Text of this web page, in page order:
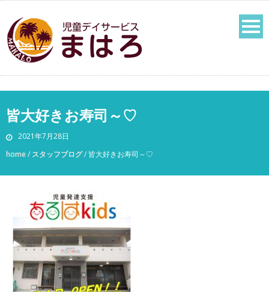
皆大好きお寿司～♡
2021年7月28日
home/ スタッフブログ/ 皆大好きお寿司～♡